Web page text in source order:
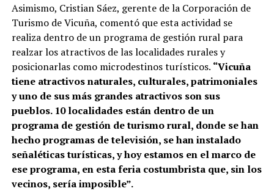
Asimismo, Cristian Sáez, gerente de la Corporación de
Turismo de Vicuña, comentó que esta actividad se
realiza dentro de un programa de gestión rural para
realzar los atractivos de las localidades rurales y
posicionarlas como microdestinos turísticos. “Vicuña
tiene atractivos naturales, culturales, patrimoniales
y uno de sus más grandes atractivos son sus
pueblos. 10 localidades están dentro de un
programa de gestión de turismo rural, donde se han
hecho programas de televisión, se han instalado
señaléticas turísticas, y hoy estamos en el marco de
ese programa, en esta feria costumbrista que, sin los
vecinos, sería imposible”.